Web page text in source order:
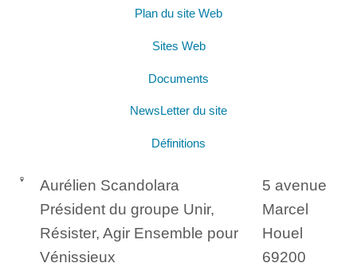
Plan du site Web
Sites Web
Documents
NewsLetter du site
Définitions
Aurélien Scandolara
Président du groupe Unir,
Résister, Agir Ensemble pour
Vénissieux
5 avenue
Marcel
Houel
69200